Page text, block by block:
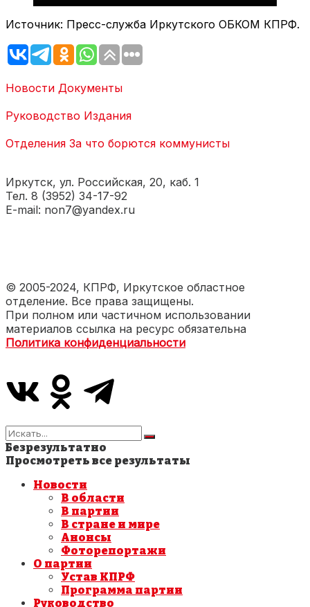
Источник: Пресс-служба Иркутского ОБКОМ КПРФ.
Новости Документы
Руководство Издания
Отделения За что борются коммунисты
Иркутск, ул. Российская, 20, каб. 1
Тел. 8 (3952) 34-17-92
E-mail: non7@yandex.ru
© 2005-2024, КПРФ, Иркутское областное
отделение. Все права защищены.
При полном или частичном использовании
материалов ссылка на ресурс обязательна
Политика конфиденциальности
Безрезультатно
Просмотреть все результаты
Новости
В области
В партии
В стране и мире
Анонсы
Фоторепортажи
О партии
Устав КПРФ
Программа партии
Руководство